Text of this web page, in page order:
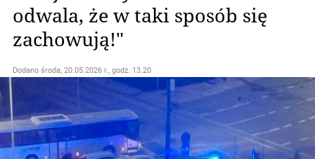
odwala, że w taki sposób się
zachowują!"
Dodano środa, 20.05.2026 r., godz. 13.20